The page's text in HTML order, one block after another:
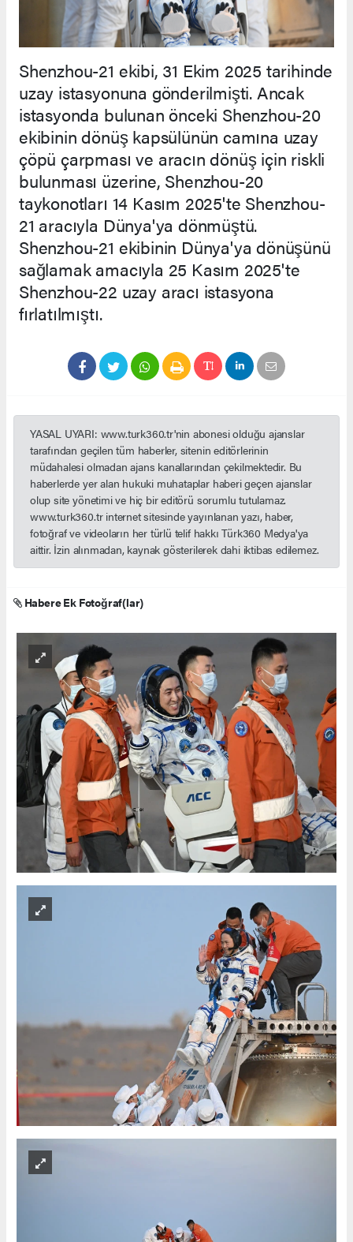
Shenzhou-21 ekibi, 31 Ekim 2025 tarihinde
uzay istasyonuna gönderilmişti. Ancak
istasyonda bulunan önceki Shenzhou-20
ekibinin dönüş kapsülünün camına uzay
çöpü çarpması ve aracın dönüş için riskli
bulunması üzerine, Shenzhou-20
taykonotları 14 Kasım 2025'te Shenzhou-
21 aracıyla Dünya'ya dönmüştü.
Shenzhou-21 ekibinin Dünya'ya dönüşünü
sağlamak amacıyla 25 Kasım 2025'te
Shenzhou-22 uzay aracı istasyona
fırlatılmıştı.
YASAL UYARI: www.turk360.tr'nin abonesi olduğu ajanslar
tarafından geçilen tüm haberler, sitenin editörlerinin
müdahalesi olmadan ajans kanallarından çekilmektedir. Bu
haberlerde yer alan hukuki muhataplar haberi geçen ajanslar
olup site yönetimi ve hiç bir editörü sorumlu tutulamaz.
www.turk360.tr internet sitesinde yayınlanan yazı, haber,
fotoğraf ve videoların her türlü telif hakkı Türk360 Medya'ya
aittir. İzin alınmadan, kaynak gösterilerek dahi iktibas edilemez.
Habere Ek Fotoğraf(lar)